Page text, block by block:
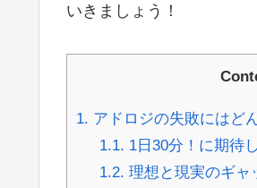
いきましょう！
1. アドロジの失敗にはど
1.1. 1日30分！に期待
1.2. 理想と現実のギャ